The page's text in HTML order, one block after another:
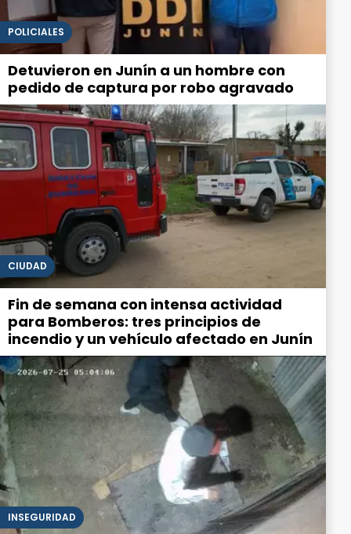
POLICIALES
Detuvieron en Junín a un hombre con
pedido de captura por robo agravado
CIUDAD
Fin de semana con intensa actividad
para Bomberos: tres principios de
incendio y un vehículo afectado en Junín
INSEGURIDAD